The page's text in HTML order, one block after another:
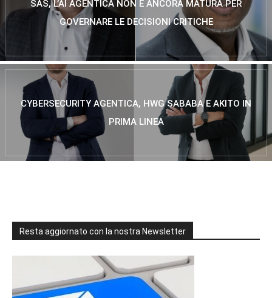
SAS, L’AI AGENTICA NON È ANCORA MATURA PER
GOVERNARE LE DECISIONI CRITICHE
CYBERSECURITY AGENTICA, HWG SABABA E AKITO IN
PRIMA LINEA
Resta aggiornato con la nostra Newsletter